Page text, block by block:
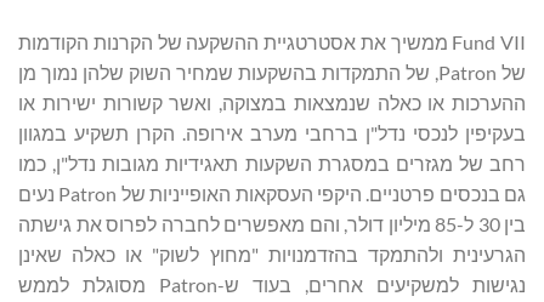
Fund VII ממשיך את אסטרטגיית ההשקעה של הקרנות הקודמות
של Patron, של התמקדות בהשקעות שמחיר השוק שלהן נמוך מן
ההערכות או כאלה שנמצאות במצוקה, ואשר קשורות ישירות או
בעקיפין לנכסי נדל"ן ברחבי מערב אירופה. הקרן תשקיע במגוון
רחב של מגזרים במסגרת השקעות תאגידיות מגובות נדל"ן, כמו
גם בנכסים פרטניים. היקפי העסקאות האופייניות של Patron נעים
בין 30 ל-85 מיליון דולר, והם מאפשרים לחברה לפרוס את גישתה
הגרעינית ולהתמקד בהזדמנויות "מחוץ לשוק" או כאלה שאינן
נגישות למשקיעים אחרים, בעוד ש-Patron מסוגלת לממש